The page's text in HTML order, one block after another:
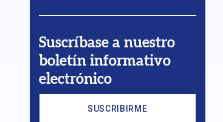
Suscríbase a nuestro
boletín informativo
electrónico
SUSCRIBIRME